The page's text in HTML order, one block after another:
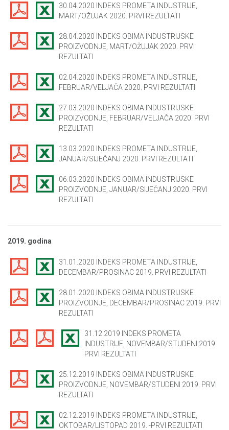
30.04.2020 INDEKS PROMETA INDUSTRIJE,
MART/OŽUJAK 2020. PRVI REZULTATI
28.04.2020 INDEKS OBIMA INDUSTRIJSKE
PROIZVODNJE, MART/OŽUJAK 2020. PRVI
REZULTATI
02.04.2020 INDEKS PROMETA INDUSTRIJE,
FEBRUAR/VELJAČA 2020. PRVI REZULTATI
27.03.2020 INDEKS OBIMA INDUSTRIJSKE
PROIZVODNJE, FEBRUAR/VELJAČA 2020. PRVI
REZULTATI
13.03.2020 INDEKS PROMETA INDUSTRIJE,
JANUAR/SIJEČANJ 2020. PRVI REZULTATI
06.03.2020 INDEKS OBIMA INDUSTRIJSKE
PROIZVODNJE, JANUAR/SIJEČANJ 2020. PRVI
REZULTATI
2019. godina
31.01.2020 INDEKS PROMETA INDUSTRIJE,
DECEMBAR/PROSINAC 2019. PRVI REZULTATI
28.01.2020 INDEKS OBIMA INDUSTRIJSKE
PROIZVODNJE, DECEMBAR/PROSINAC 2019. PRVI
REZULTATI
31.12.2019 INDEKS PROMETA
INDUSTRIJE, NOVEMBAR/STUDENI 2019.
PRVI REZULTATI
25.12.2019 INDEKS OBIMA INDUSTRIJSKE
PROIZVODNJE, NOVEMBAR/STUDENI 2019. PRVI
REZULTATI
02.12.2019 INDEKS PROMETA INDUSTRIJE,
OKTOBAR/LISTOPAD 2019. -PRVI REZULTATI